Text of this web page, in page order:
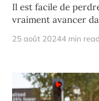
Il est facile de
vraiment avancer
courantes qui
25 août 20244 min read